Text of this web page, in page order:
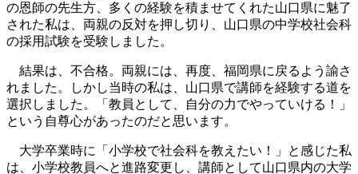
の恩師の先生方、多くの経験を積ませてくれた山口県に魅了
された私は、両親の反対を押し切り、山口県の中学校社会科
の採用試験を受験しました。
結果は、不合格。両親には、再度、福岡県に戻るよう諭さ
れました。しかし当時の私は、山口県で講師を経験する道を
選択しました。「教員として、自分の力でやっていける！」
という自尊心があったのだと思います。
大学卒業時に「小学校で社会科を教えたい！」と感じた私
は、小学校教員へと進路変更し、講師として山口県内の大学